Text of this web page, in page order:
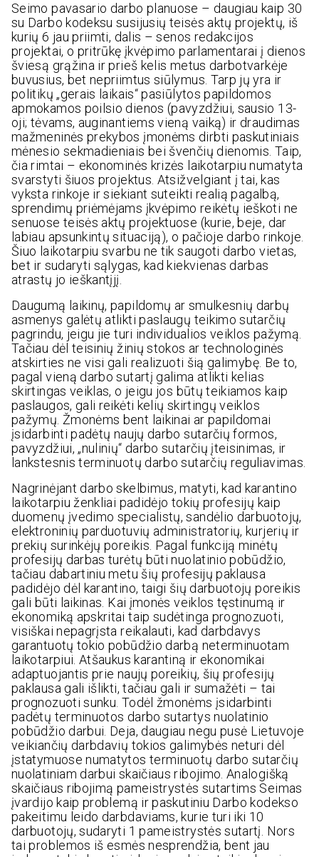
Seimo pavasario darbo planuose – daugiau kaip 30
su Darbo kodeksu susijusių teisės aktų projektų, iš
kurių 6 jau priimti, dalis – senos redakcijos
projektai, o pritrūkę įkvėpimo parlamentarai į dienos
šviesą grąžina ir prieš kelis metus darbotvarkėje
buvusius, bet nepriimtus siūlymus. Tarp jų yra ir
politikų „gerais laikais“ pasiūlytos papildomos
apmokamos poilsio dienos (pavyzdžiui, sausio 13-
oji; tėvams, auginantiems vieną vaiką) ir draudimas
mažmeninės prekybos įmonėms dirbti paskutiniais
mėnesio sekmadieniais bei švenčių dienomis. Taip,
čia rimtai – ekonominės krizės laikotarpiu numatyta
svarstyti šiuos projektus. Atsižvelgiant į tai, kas
vyksta rinkoje ir siekiant suteikti realią pagalbą,
sprendimų priėmėjams įkvėpimo reikėtų ieškoti ne
senuose teisės aktų projektuose (kurie, beje, dar
labiau apsunkintų situaciją), o pačioje darbo rinkoje.
Šiuo laikotarpiu svarbu ne tik saugoti darbo vietas,
bet ir sudaryti sąlygas, kad kiekvienas darbas
atrastų jo ieškantįjį.
Daugumą laikinų, papildomų ar smulkesnių darbų
asmenys galėtų atlikti paslaugų teikimo sutarčių
pagrindu, jeigu jie turi individualios veiklos pažymą.
Tačiau dėl teisinių žinių stokos ar technologinės
atskirties ne visi gali realizuoti šią galimybę. Be to,
pagal vieną darbo sutartį galima atlikti kelias
skirtingas veiklas, o jeigu jos būtų teikiamos kaip
paslaugos, gali reikėti kelių skirtingų veiklos
pažymų. Žmonėms bent laikinai ar papildomai
įsidarbinti padėtų naujų darbo sutarčių formos,
pavyzdžiui, „nulinių“ darbo sutarčių įteisinimas, ir
lankstesnis terminuotų darbo sutarčių reguliavimas.
Nagrinėjant darbo skelbimus, matyti, kad karantino
laikotarpiu ženkliai padidėjo tokių profesijų kaip
duomenų įvedimo specialistų, sandėlio darbuotojų,
elektroninių parduotuvių administratorių, kurjerių ir
prekių surinkėjų poreikis. Pagal funkciją minėtų
profesijų darbas turėtų būti nuolatinio pobūdžio,
tačiau dabartiniu metu šių profesijų paklausa
padidėjo dėl karantino, taigi šių darbuotojų poreikis
gali būti laikinas. Kai įmonės veiklos tęstinumą ir
ekonomiką apskritai taip sudėtinga prognozuoti,
visiškai nepagrįsta reikalauti, kad darbdavys
garantuotų tokio pobūdžio darbą neterminuotam
laikotarpiui. Atšaukus karantiną ir ekonomikai
adaptuojantis prie naujų poreikių, šių profesijų
paklausa gali išlikti, tačiau gali ir sumažėti – tai
prognozuoti sunku. Todėl žmonėms įsidarbinti
padėtų terminuotos darbo sutartys nuolatinio
pobūdžio darbui. Deja, daugiau negu pusė Lietuvoje
veikiančių darbdavių tokios galimybės neturi dėl
įstatymuose numatytos terminuotų darbo sutarčių
nuolatiniam darbui skaičiaus ribojimo. Analogišką
skaičiaus ribojimą pameistrystės sutartims Seimas
įvardijo kaip problemą ir paskutiniu Darbo kodekso
pakeitimu leido darbdaviams, kurie turi iki 10
darbuotojų, sudaryti 1 pameistrystės sutartį. Nors
tai problemos iš esmės nesprendžia, bent jau